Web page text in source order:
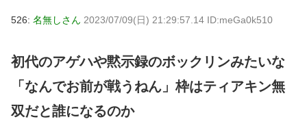
526: 名無しさん 2023/07/09(日) 21:29:57.14 ID:meGa0k510
初代のアゲハや黙示録のボックリンみたいな
「なんでお前が戦うねん」枠はティアキン無
双だと誰になるのか